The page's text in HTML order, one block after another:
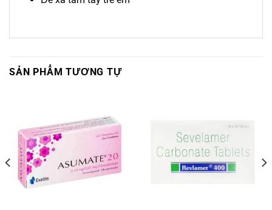
SẢN PHẨM TƯƠNG TỰ